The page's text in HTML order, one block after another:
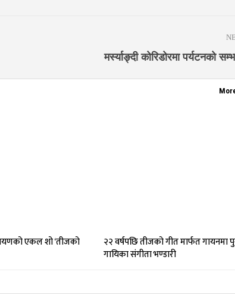
मर्स्याङ्दी कोरिडोरमा पर्यटनको
एकल शो ‘तीजको
२२ वर्षपछि तीजको गीत मार्फत गायनमा
गायिका संगीता भण्डारी